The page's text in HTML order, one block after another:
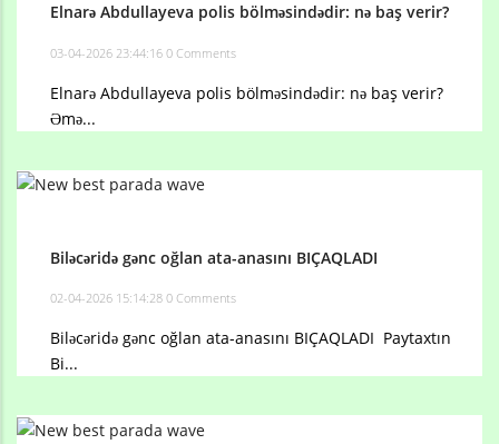
Elnarə Abdullayeva polis bölməsindədir: nə baş verir?
03-04-2026 23:44:16 0 Comments
Elnarə Abdullayeva polis bölməsindədir: nə baş verir?
Əmə...
Biləcəridə gənc oğlan ata-anasını BIÇAQLADI
02-04-2026 15:14:28 0 Comments
Biləcəridə gənc oğlan ata-anasını BIÇAQLADI Paytaxtın
Bi...